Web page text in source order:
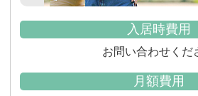
入居時費用
お問い合わせくだ
月額費用